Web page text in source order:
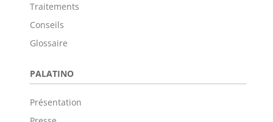
Traitements
Conseils
Glossaire
PALATINO
Présentation